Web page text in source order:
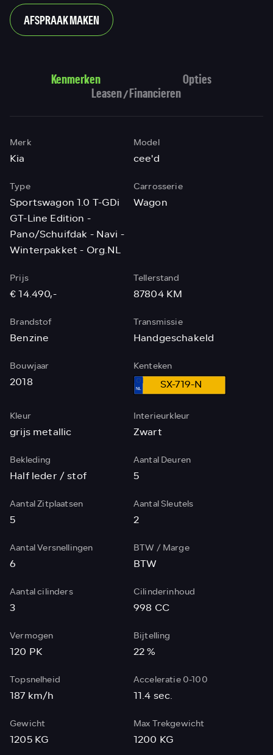
AFSPRAAK MAKEN
Kenmerken
Opties
Leasen / Financieren
Merk
Kia
Model
cee'd
Type
Sportswagon 1.0 T-GDi
GT-Line Edition -
Pano/Schuifdak - Navi -
Winterpakket - Org.NL
Carrosserie
Wagon
Prijs
€ 14.490,-
Tellerstand
87804 KM
Brandstof
Benzine
Transmissie
Handgeschakeld
Bouwjaar
2018
Kenteken
SX-719-N
Kleur
grijs metallic
Interieurkleur
Zwart
Bekleding
Half leder / stof
Aantal Deuren
5
Aantal Zitplaatsen
5
Aantal Sleutels
2
Aantal Versnellingen
6
BTW / Marge
BTW
Aantal cilinders
3
Cilinderinhoud
998 CC
Vermogen
120 PK
Bijtelling
22 %
Topsnelheid
187 km/h
Acceleratie 0-100
11.4 sec.
Gewicht
1205 KG
Max Trekgewicht
1200 KG